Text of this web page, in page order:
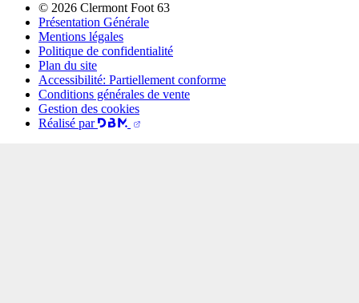
© 2026 Clermont Foot 63
Présentation Générale
Mentions légales
Politique de confidentialité
Plan du site
Accessibilité: Partiellement conforme
Conditions générales de vente
Gestion des cookies
Réalisé par